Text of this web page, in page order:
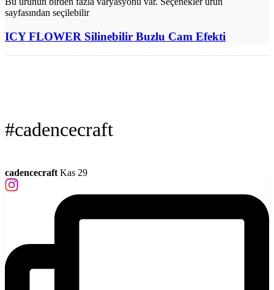
sayfasından seçilebilir
ICY FLOWER Silinebilir Buzlu Cam Efekti
#cadencecraft
cadencecraft Kas 29